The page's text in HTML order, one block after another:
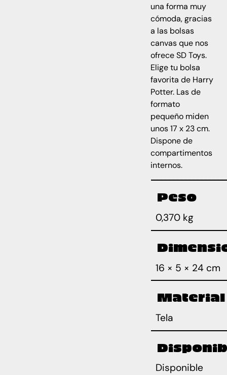
una forma muy
cómoda, gracias
a las bolsas
canvas que nos
ofrece SD Toys.
Elige tu bolsa
favorita de Harry
Potter. Las de
formato
pequeño miden
unos 17 x 23 cm.
Dispone de
compartimentos
internos.
Peso
0,370 kg
16 × 5 × 24 cm
Material
Tela
Disponible